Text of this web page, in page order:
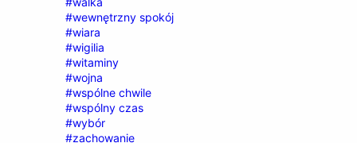
#wewnętrzny spokój
#wiara
#wigilia
#witaminy
#wojna
#wspólne chwile
#wspólny czas
#wybór
#zachowanie